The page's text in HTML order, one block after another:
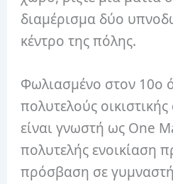
διαμέρισμα δύο
κέντρο της πόλης.
Φωλιασμένο στον 10ο
πολυτελούς
είναι γνωστή ως One
πολυτελής ενοικίαση
πρόσβαση σε